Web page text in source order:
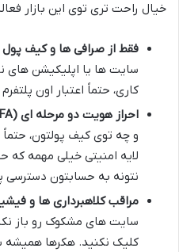
خیال راحت تری توی این بازار
فقط از صرافی ها و کیف پول
سایت ها یا اپلیکیشن های
کاری، حتماً اعتبار اون
احراز هویت دو مرحله ای (2FA) رو فعال کنید:
و چه توی کیف پولتون،
لایه امنیتی خیلی مهمه که
نتونه به حسابتون دسترسی
مراقب کلاهبرداری ها و
سایت های مشکوک رو باز
کلیک نکنید. هکرها